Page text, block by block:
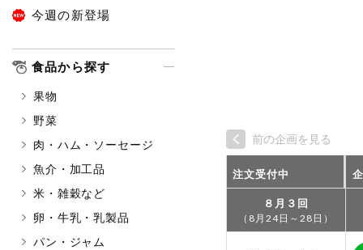
マカダミアナッツ
アレルゲン情報は、商品企画時
特定原材料に準ずるものは、お取
今週の新登場
食品から探す
果物
野菜
肉・ハム・ソーセージ
魚介・加工品
米・雑穀など
卵・牛乳・乳製品
パン・ジャム
前の企画を見る
注文受付中
８月３回
（8月24日～28日）